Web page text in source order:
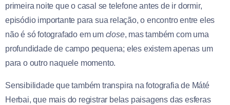
primeira noite que o casal se telefone antes de ir dormir,
episódio importante para sua relação, o encontro entre eles
não é só fotografado em um close, mas também com uma
profundidade de campo pequena; eles existem apenas um
para o outro naquele momento.
Sensibilidade que também transpira na fotografia de Máté
Herbai, que mais do registrar belas paisagens das esferas